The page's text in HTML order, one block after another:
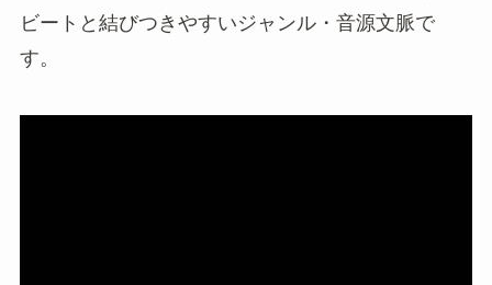
ビートと結びつきやすいジャンル・音源文脈で
す。